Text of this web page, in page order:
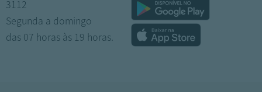
3112
Segunda a domingo
das 07 horas às 19 horas.